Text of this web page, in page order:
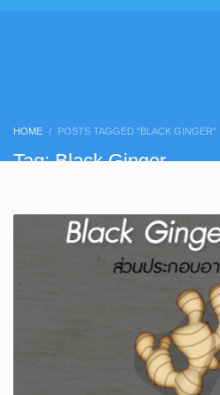
HOME POSTS TAGGED "BLACK GINGER"
Tag: Black Ginger